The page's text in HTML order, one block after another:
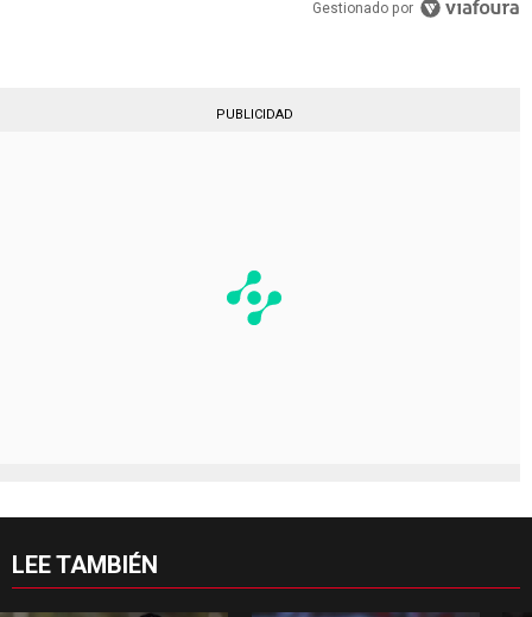
Gestionado por
PUBLICIDAD
LEE TAMBIÉN